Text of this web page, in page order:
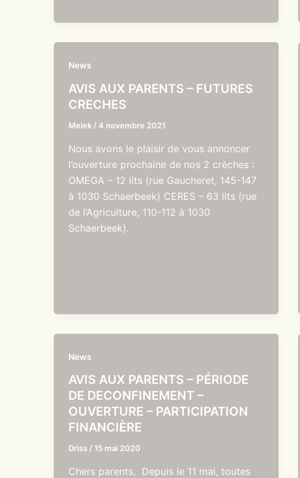
News
AVIS AUX PARENTS – FUTURES
CRECHES
Melek /4 novembre 2021
Nous avons le plaisir de vous annoncer
l’ouverture prochaine de nos 2 crèches :
OMEGA – 12 lits (rue Gaucheret, 145-147
à 1030 Schaerbeek) CERES – 63 lits (rue
de l’Agriculture, 110-112 à 1030
Schaerbeek).
News
AVIS AUX PARENTS – PÉRIODE
DE DECONFINEMENT –
OUVERTURE – PARTICIPATION
FINANCIÈRE
Driss / 15 mai 2020
Chers parents, Depuis le 11 mai, toutes